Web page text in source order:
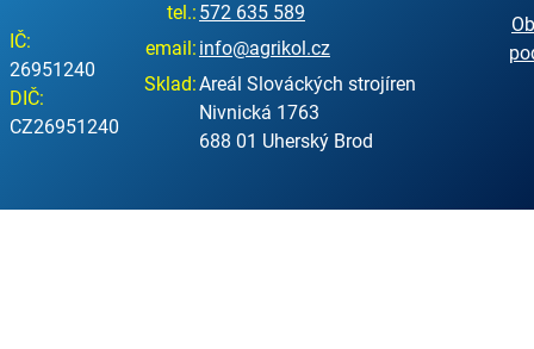
IČ:
26951240
DIČ:
CZ26951240
tel.: 572 635 589
email: info@agrikol.cz
Sklad:Areál Slováckých strojíren
Nivnická 1763
688 01 Uherský Brod